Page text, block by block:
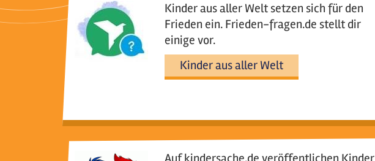
Kinder aus aller Welt setzen sich für den
Frieden ein. Frieden-fragen.de stellt dir
einige vor.
Kinder aus aller Welt